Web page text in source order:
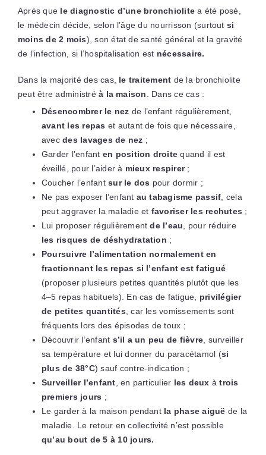
Après que le diagnostic d’une bronchiolite a été posé,
le médecin décide, selon l’âge du nourrisson (surtout si
moins de 2 mois), son état de santé général et la gravité
de l’infection, si l’hospitalisation est nécessaire.
Dans la majorité des cas, le traitement de la bronchiolite
peut être administréà la maison
. Dans ce cas :
Désencombrer le nez de l’enfant régulièrement,
avant les repas et autant de fois que nécessaire,
avecdes lavages de nez ;
Garder l’enfant en position droite quand il est
éveillé, pour l’aider à mieux respirer;
Coucher l’enfantsur le dos pour dormir ;
Ne pas exposer l’enfant au tabagisme passif , cela
peut aggraver la maladie et favoriser les rechutes ;
Lui proposer régulièrementde l’eau , pour réduire
les risques de déshydratation ;
Poursuivre l’alimentation normalement en
fractionnant les repas si l’enfant est fatigué
(proposer plusieurs petites quantités plutôt que les
4–5 repas habituels). En cas de fatigue,
privilégier
de petites quantités , car les vomissements sont
fréquents lors des épisodes de toux ;
Découvrir l’enfant s’il a un peu de fièvre , surveiller
sa température et lui donner du paracétamol (si
plus de 38°C) sauf contre-indication ;
Surveiller l’enfant , en particulier les deux àtrois
premiers jours ;
Le garder à la maison pendant la phase aiguë de la
maladie. Le retour en collectivité n’est possible
qu’au bout de 5 à 10 jours.